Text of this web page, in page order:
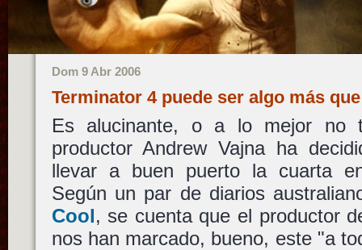
Dom 9 Abr 2006
Terminator 4 puede ser algo más
Es alucinante, o a lo mejor no
productor Andrew Vajna ha
llevar a buen puerto la cuarta
Según un par de diarios
Cool, se cuenta que el productor
nos han marcado, bueno, este "a